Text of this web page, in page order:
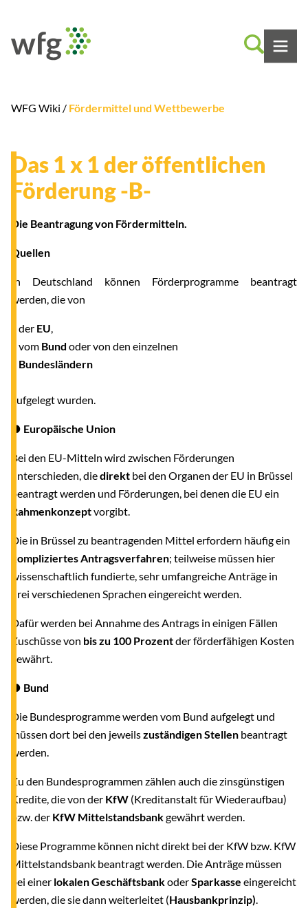
WFG Wiki / Fördermittel und Wettbewerbe
Das 1 x 1 der öffentlichen
Förderung -B-
Die Beantragung von Fördermitteln.
Quellen
In Deutschland können Förderprogramme beantragt
werden, die von
♦ der EU,
♦ vom Bund oder von den einzelnen
Bundesländern
aufgelegt wurden.
● Europäische Union
Bei den EU-Mitteln wird zwischen Förderungen
unterschieden, diedirekt bei den Organen der EU in Brüssel
beantragt werden und Förderungen, bei denen die EU ein
Rahmenkonzeptvorgibt.
Die in Brüssel zu beantragenden Mittel erfordern häufig ein
kompliziertes Antragsverfahren; teilweise müssen hier
wissenschaftlich fundierte, sehr umfangreiche Anträge in
drei verschiedenen Sprachen eingereicht werden.
Dafür werden bei Annahme des Antrags in einigen Fällen
Zuschüsse von bis zu 100 Prozentder förderfähigen Kosten
gewährt.
● Bund
Die Bundesprogramme werden vom Bund aufgelegt und
müssen dort bei den jeweilszuständigen Stellen beantragt
werden.
Zu den Bundesprogrammen zählen auch die zinsgünstigen
Kredite, die von der KfW (Kreditanstalt für Wiederaufbau)
bzw. der KfW Mittelstandsbankgewährt werden.
Diese Programme können nicht direkt bei der KfW bzw. KfW
Mittelstandsbank beantragt werden. Die Anträge müssen
bei einer lokalen GeschäftsbankoderSparkasse eingereicht
werden, die sie dann weiterleitet (Hausbankprinzip).